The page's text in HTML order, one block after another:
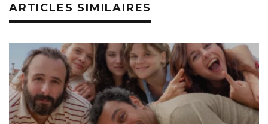
ARTICLES SIMILAIRES